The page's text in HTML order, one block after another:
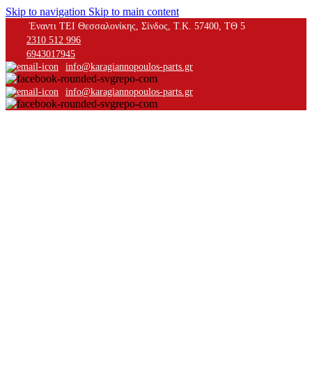
Skip to navigation Skip to main content
Έναντι ΤΕΙ Θεσσαλονίκης, Σίνδος, Τ.Κ. 57400, ΤΘ 5
2310 512 996
6943017945
info@karagiannopoulos-parts.gr
info@karagiannopoulos-parts.gr